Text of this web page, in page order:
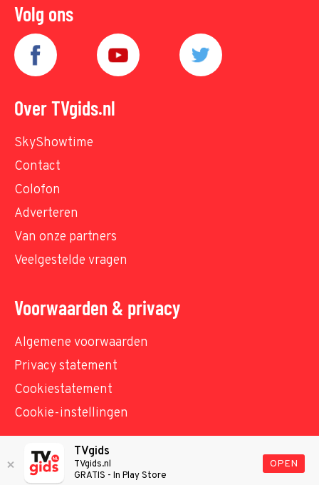
Volg ons
Over TVgids.nl
SkyShowtime
Contact
Colofon
Adverteren
Van onze partners
Veelgestelde vragen
Voorwaarden & privacy
Algemene voorwaarden
Privacy statement
Cookiestatement
Cookie-instellingen
© TVgids.nl 2026 - All rights reserved. No text and
datamining.
TVgids
TVgids.nl
GRATIS - In Play Store
OPEN